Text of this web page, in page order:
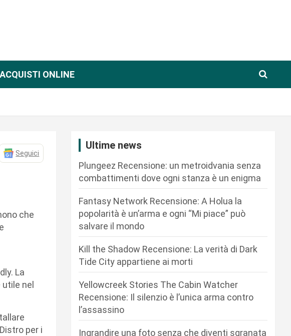
ACQUISTI ONLINE
Seguici
che
La
nel
per i
Ultime news
Plungeez Recensione: un metroidvania senza
combattimenti dove ogni stanza è un enigma
Fantasy Network Recensione: A Holua la
popolarità è un’arma e ogni “Mi piace” può
salvare il mondo
Kill the Shadow Recensione: La verità di Dark
Tide City appartiene ai morti
Yellowcreek Stories The Cabin Watcher
Recensione: Il silenzio è l’unica arma contro
l’assassino
Ingrandire una foto senza che diventi sgranata